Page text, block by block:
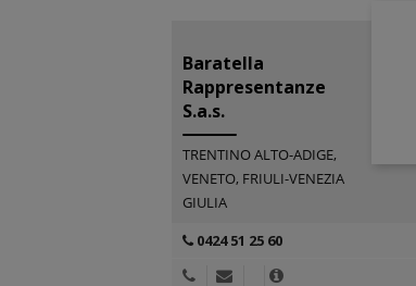
Baratella
Rappresentanze
S.a.s.
TRENTINO ALTO-ADIGE,
VENETO, FRIULI-VENEZIA
GIULIA
0424 51 25 60